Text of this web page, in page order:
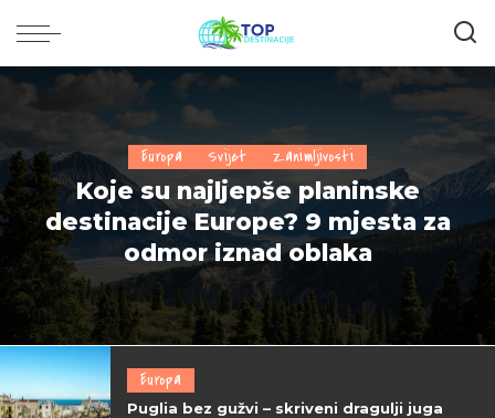
Europa Svijet Zanimljivosti
Koje su najljepše planinske
destinacije Europe? 9 mjesta za
odmor iznad oblaka
Europa
Puglia bez gužvi – skriveni dragulji juga